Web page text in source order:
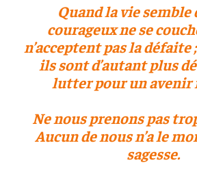
Quand la vie semble
courageux ne se
n’acceptent pas la
ils sont d’autant plus
lutter pour un avenir
Ne nous prenons pas
Aucun de nous n’a le
sagesse.